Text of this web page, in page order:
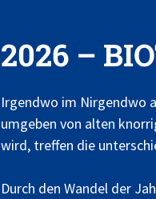
2026 –
Irgendwo im Nirgendwo
umgeben von alten
wird, treffen die
Durch den Wandel der